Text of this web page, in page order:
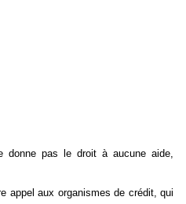
donne pas le droit à aucune aide,
appel aux organismes de crédit, qui